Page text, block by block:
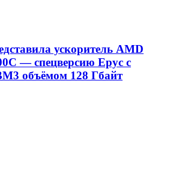
ускоритель AMD
— спецверсию Epyc с
объёмом 128 Гбайт